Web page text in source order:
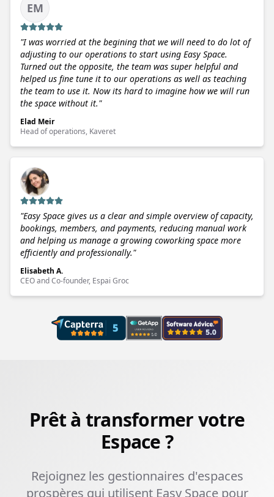
EM
"I was worried at the begining that we will need to do lot of
adjusting to our operations to start using Easy Space.
Turned out the opposite, the team was super helpful and
helped us fine tune it to our operations as well as teaching
the team to use it. Now its hard to imagine how we will run
the space without it."
Elad Meir
Head of operations, Kaveret
"Easy Space gives us a clear and simple overview of capacity,
bookings, members, and payments, reducing manual work
and helping us manage a growing coworking space more
efficiently and professionally."
Elisabeth A.
CEO and Co-founder, Espai Groc
Prêt à transformer votre
Espace ?
Rejoignez les gestionnaires d'espaces
prospères qui utilisent Easy Space pour